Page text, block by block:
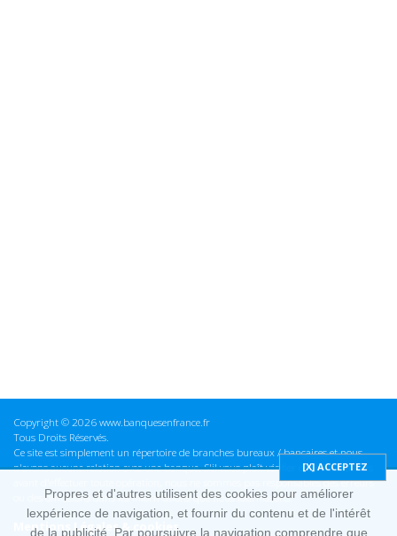
Copyright © 2026 www.banquesenfrance.fr
Tous Droits Réservés.
Ce site est simplement un répertoire de branches bureaux / bancaires et nous
n'avons aucune relation avec une banque. S'il vous plaît vérifier ces informations
avant d'effectuer toute opération, nous ne sommes pas responsables des erreurs
ou des omissions dans les informations que nous fournissons.
Mentions Légales & cookies
Propres et d'autres utilisent des cookies pour améliorer
lexpérience de navigation, et fournir du contenu et de l'intérêt
de la publicité. Par poursuivre la navigation comprendre que